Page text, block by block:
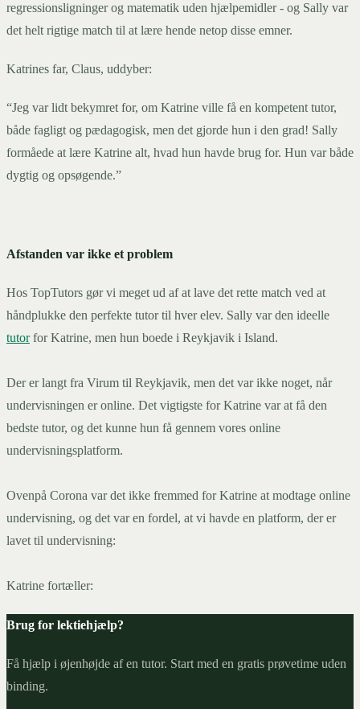
regressionsligninger og matematik uden hjælpemidler - og Sally var
det helt rigtige match til at lære hende netop disse emner.
Katrines far, Claus, uddyber:
“Jeg var lidt bekymret for, om Katrine ville få en kompetent tutor,
både fagligt og pædagogisk, men det gjorde hun i den grad! Sally
formåede at lære Katrine alt, hvad hun havde brug for. Hun var både
dygtig og opsøgende.”
Afstanden var ikke et problem
Hos TopTutors gør vi meget ud af at lave det rette match ved at
håndplukke den perfekte tutor til hver elev. Sally var den ideelle
tutorfor Katrine, men hun boede i Reykjavik i Island.
Der er langt fra Virum til Reykjavik, men det var ikke noget, når
undervisningen er online. Det vigtigste for Katrine var at få den
bedste tutor, og det kunne hun få gennem vores online
undervisningsplatform.
Ovenpå Corona var det ikke fremmed for Katrine at modtage online
undervisning, og det var en fordel, at vi havde en platform, der er
lavet til undervisning:
Katrine fortæller:
Brug for lektiehjælp?
Få hjælp i øjenhøjde af en tutor. Start med en gratis prøvetime uden
binding.